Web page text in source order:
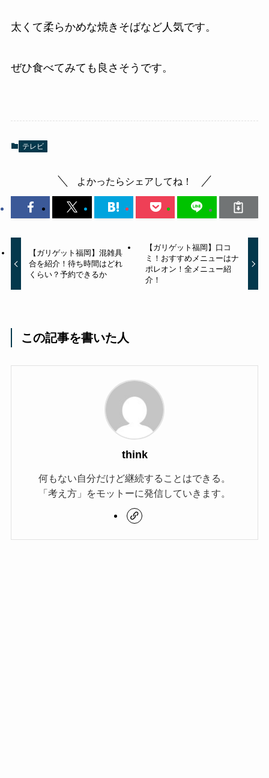
太くて柔らかめな焼きそばなど人気です。
ぜひ食べてみても良さそうです。
テレビ
よかったらシェアしてね！
【ガリゲット福岡】混雑具
合を紹介！待ち時間はどれ
くらい？予約できるか
【ガリゲット福岡】口コ
ミ！おすすめメニューはナ
ポレオン！全メニュー紹
介！
この記事を書いた人
think
何もない自分だけど継続することはできる。
「考え方」をモットーに発信していきます。